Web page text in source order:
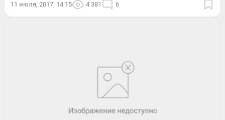
11 июля, 2017, 14:15 4 381 6